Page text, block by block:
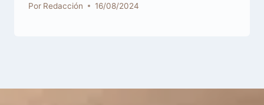
Por Redacción 16/08/2024